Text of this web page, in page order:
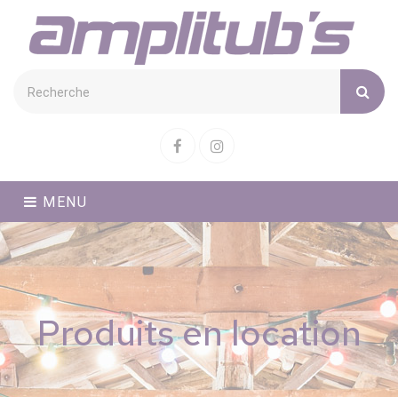
FacebookInstagram
MENU
Produits en location
Cookies management panel